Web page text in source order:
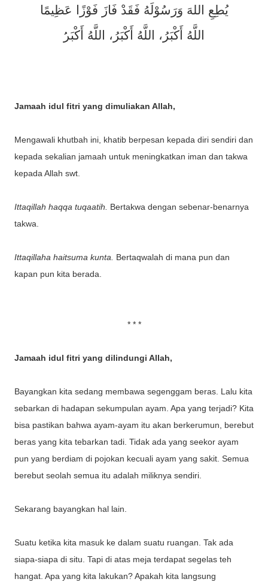
يُطِعِ اللهَ وَرَسُوْلَهُ فَقَدْ فَازَ فَوْزًا عَظِيمًا
اللَّهُ أَكْبَرُ، اللَّهُ أَكْبَرُ، اللَّهُ أَكْبَر
Jamaah idul fitri yang dimuliakan Allah,
Mengawali khutbah ini, khatib berpesan kepada diri sendiri dan
kepada sekalian jamaah untuk meningkatkan iman dan takwa
kepada Allah swt.
Ittaqillah haqqa tuqaatih. Bertakwa dengan sebenar-benarnya
takwa.
Ittaqillaha haitsuma kunta. Bertaqwalah di mana pun dan
kapan pun kita berada.
* * *
Jamaah idul fitri yang dilindungi Allah,
Bayangkan kita sedang membawa segenggam beras. Lalu kita
sebarkan di hadapan sekumpulan ayam. Apa yang terjadi? Kita
bisa pastikan bahwa ayam-ayam itu akan berkerumun, berebut
beras yang kita tebarkan tadi. Tidak ada yang seekor ayam
pun yang berdiam di pojokan kecuali ayam yang sakit. Semua
berebut seolah semua itu adalah miliknya sendiri.
Sekarang bayangkan hal lain.
Suatu ketika kita masuk ke dalam suatu ruangan. Tak ada
siapa-siapa di situ. Tapi di atas meja terdapat segelas teh
hangat. Apa yang kita lakukan? Apakah kita langsung